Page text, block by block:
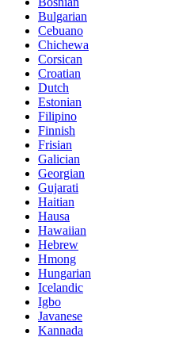
Bulgarian
Cebuano
Chichewa
Corsican
Croatian
Dutch
Estonian
Filipino
Finnish
Frisian
Galician
Georgian
Gujarati
Haitian
Hausa
Hawaiian
Hebrew
Hmong
Hungarian
Icelandic
Igbo
Javanese
Kannada